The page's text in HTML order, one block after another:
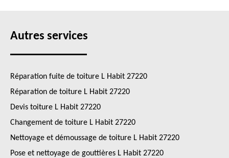
Autres services
Réparation fuite de toiture L Habit 27220
Réparation de toiture L Habit 27220
Devis toiture L Habit 27220
Changement de toiture L Habit 27220
Nettoyage et démoussage de toiture L Habit 27220
Pose et nettoyage de gouttières L Habit 27220